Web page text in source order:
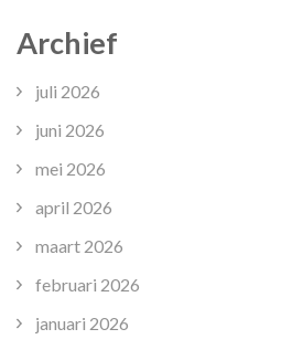
Archief
juli 2026
juni 2026
mei 2026
april 2026
maart 2026
februari 2026
januari 2026